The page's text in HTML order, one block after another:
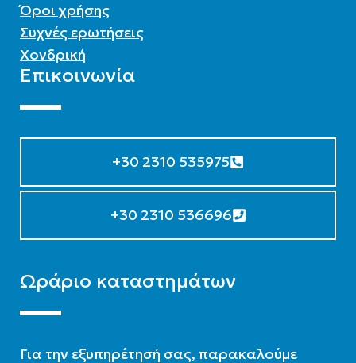
Όροι χρήσης
Συχνές ερωτήσεις
Χονδρική
Επικοινωνία
+30 2310 535975
+30 2310 536696
Ωράριο καταστημάτων
Για την εξυπηρέτησή σας, παρακαλούμε